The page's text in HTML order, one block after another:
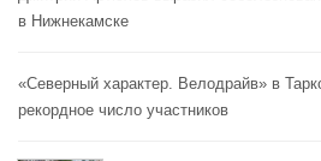
в Нижнекамске
«Северный характер. Велодрайв» в
рекордное число участников